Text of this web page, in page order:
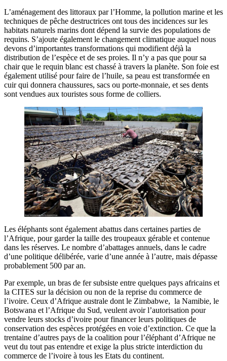
L’aménagement des littoraux par l’Homme, la pollution marine et les
techniques de pêche destructrices ont tous des incidences sur les
habitats naturels marins dont dépend la survie des populations de
requins. S’ajoute également le changement climatique auquel nous
devons d’importantes transformations qui modifient déjà la
distribution de l’espèce et de ses proies. Il n’y a pas que pour sa
chair que le requin blanc est chassé à travers la planète. Son foie est
également utilisé pour faire de l’huile, sa peau est transformée en
cuir qui donnera chaussures, sacs ou porte-monnaie, et ses dents
sont vendues aux touristes sous forme de colliers.
Les éléphants sont également abattus dans certaines parties de
l’Afrique, pour garder la taille des troupeaux gérable et contenue
dans les réserves. Le nombre d’abattages annuels, dans le cadre
d’une politique délibérée, varie d’une année à l’autre, mais dépasse
probablement 500 par an.
Par exemple, un bras de fer subsiste entre quelques pays africains et
la CITES sur la décision ou non de la reprise du commerce de
l’ivoire. Ceux d’Afrique australe dont le Zimbabwe, la Namibie, le
Botswana et l’Afrique du Sud, veulent avoir l’autorisation pour
vendre leurs stocks d’ivoire pour financer leurs politiques de
conservation des espèces protégées en voie d’extinction. Ce que la
trentaine d’autres pays de la coalition pour l’éléphant d’Afrique ne
veut du tout pas entendre et exige la plus stricte interdiction du
commerce de l’ivoire à tous les Etats du continent.